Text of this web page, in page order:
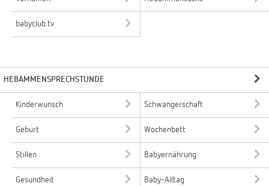
babyclub.tv
HEBAMMENSPRECHSTUNDE
Kinderwunsch Schwangerschaft
Geburt Wochenbett
Stillen Babyernährung
Gesundheit Baby-Alltag